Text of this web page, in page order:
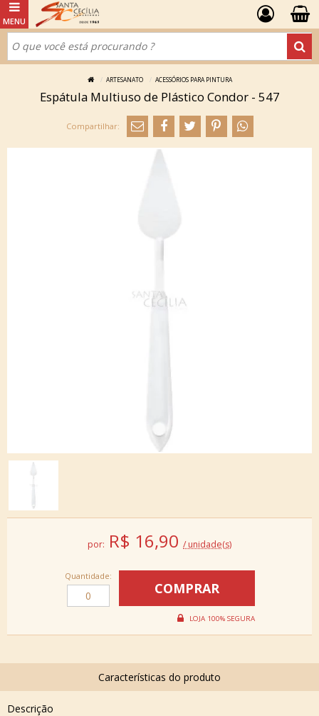
ARTESANATO ACESSÓRIOS PARA PINTURA
Espátula Multiuso de Plástico Condor - 547
por: R$ 16,90 / unidade(s)
Quantidade:
Descrição